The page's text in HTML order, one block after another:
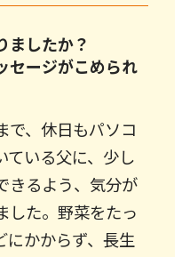
したか？
セージがこめられ
で、休日もパソコ
ている父に、少し
きるよう、気分が
した。野菜をたっ
にかからず、長生